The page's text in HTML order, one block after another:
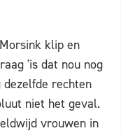
klip en
'is dat nou nog
rechten
niet het geval.
vrouwen in